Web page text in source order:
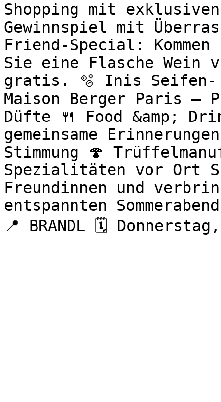
Shopping mit
Gewinnspiel mit
Friend-Special:
Sie eine Flasche Wein
gratis. 🫧 Inis Seifen-
Maison Berger Paris –
Düfte 🍴 Food &amp;
gemeinsame
Stimmung 🍄
Spezialitäten vor Ort
Freundinnen und
entspannten